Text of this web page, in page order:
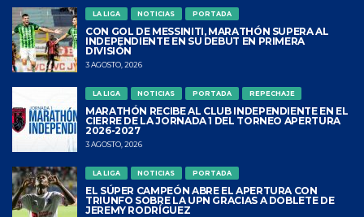
LA LIGA NOTICIAS PORTADA
CON GOL DE MESSINITI, MARATHÓN SUPERA AL
INDEPENDIENTE EN SU DEBUT EN PRIMERA
DIVISIÓN
3 AGOSTO, 2026
LA LIGA NOTICIAS PORTADA REPECHAJE
MARATHÓN RECIBE AL CLUB INDEPENDIENTE EN EL
CIERRE DE LA JORNADA 1 DEL TORNEO APERTURA
2026-2027
3 AGOSTO, 2026
LA LIGA NOTICIAS PORTADA
EL SÚPER CAMPEÓN ABRE EL APERTURA CON
TRIUNFO SOBRE LA UPN GRACIAS A DOBLETE DE
JEREMY RODRÍGUEZ